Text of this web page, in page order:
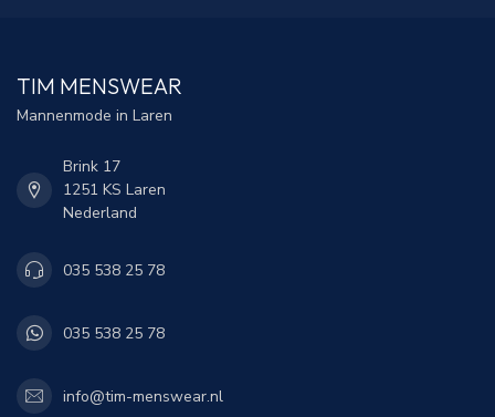
TIM MENSWEAR
Mannenmode in Laren
Brink 17
1251 KS Laren
Nederland
035 538 25 78
035 538 25 78
info@tim-menswear.nl